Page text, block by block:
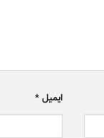
ایمیل *